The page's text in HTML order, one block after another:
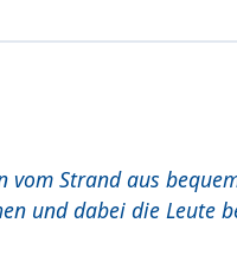
Strand aus
und dabei die Leute